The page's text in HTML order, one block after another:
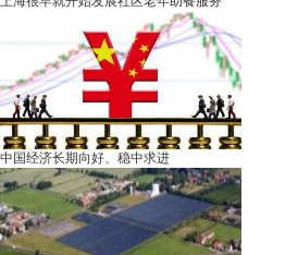
中国经济长期向好、稳中求进